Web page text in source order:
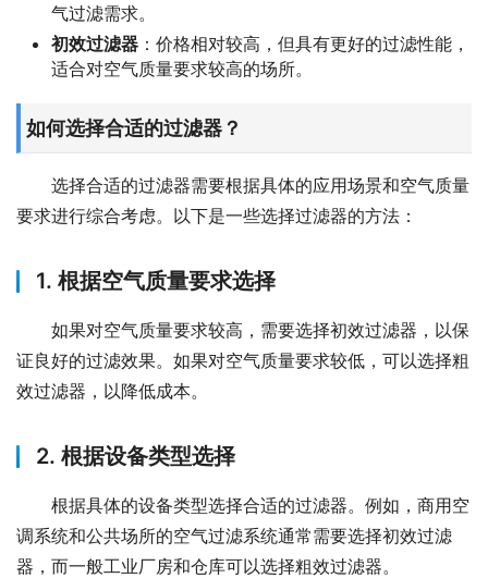
气过滤需求。
初效过滤器 ：价格相对较高，但具有更好的过滤性能，
适合对空气质量要求较高的场所。
如何选择合适的过滤器？
选择合适的过滤器需要根据具体的应用场景和空气质量
要求进行综合考虑。以下是一些选择过滤器的方法：
1. 根据空气质量要求选择
如果对空气质量要求较高，需要选择初效过滤器，以保
证良好的过滤效果。如果对空气质量要求较低，可以选择粗
效过滤器，以降低成本。
2. 根据设备类型选择
根据具体的设备类型选择合适的过滤器。例如，商用空
调系统和公共场所的空气过滤系统通常需要选择初效过滤
器，而一般工业厂房和仓库可以选择粗效过滤器。